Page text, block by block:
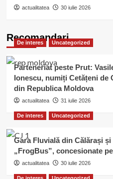
actualitatea 30 iulie 2026
Recomandari
De interes Uncategorized
Parteneriat peste Prut:
Ionescu, numiți Cetățeni de
din Republica Moldova
actualitatea 31 iulie 2026
De interes Uncategorized
Gara Fluvială din Călărași
„FrogBus”, concesionate
actualitatea 30 iulie 2026